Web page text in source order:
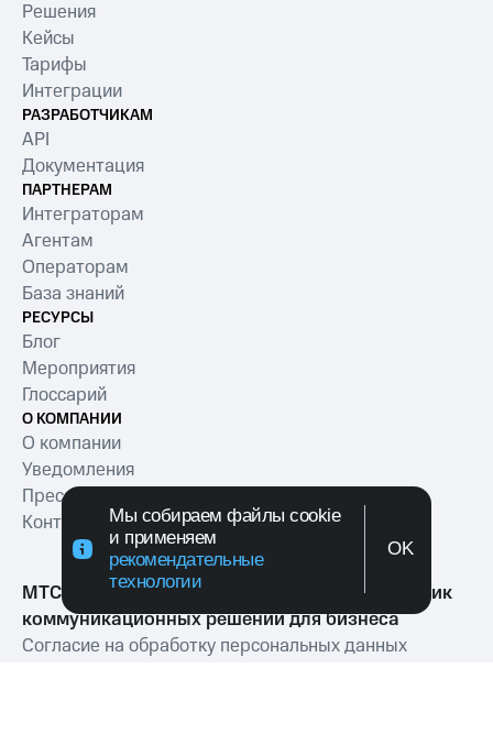
Мы собираем файлы cookie
и применяем
рекомендательные
технологии
OK
Решения
Кейсы
Тарифы
Интеграции
РАЗРАБОТЧИКАМ
API
Документация
ПАРТНЕРАМ
Интеграторам
Агентам
Операторам
База знаний
РЕСУРСЫ
Блог
Мероприятия
Глоссарий
О КОМПАНИИ
О компании
Уведомления
Пресс-релизы
Контакты
МТС Exolve (АО «МТТ») — ведущий разработчик
коммуникационных решений для бизнеса
Согласие на обработку персональных данных